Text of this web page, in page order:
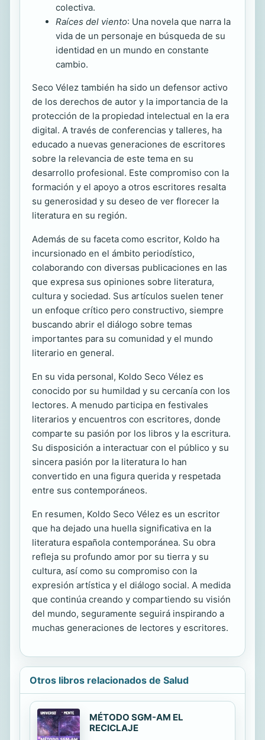
colectiva.
Raíces del viento: Una novela que narra la
vida de un personaje en búsqueda de su
identidad en un mundo en constante
cambio.
Seco Vélez también ha sido un defensor activo
de los derechos de autor y la importancia de la
protección de la propiedad intelectual en la era
digital. A través de conferencias y talleres, ha
educado a nuevas generaciones de escritores
sobre la relevancia de este tema en su
desarrollo profesional. Este compromiso con la
formación y el apoyo a otros escritores resalta
su generosidad y su deseo de ver florecer la
literatura en su región.
Además de su faceta como escritor, Koldo ha
incursionado en el ámbito periodístico,
colaborando con diversas publicaciones en las
que expresa sus opiniones sobre literatura,
cultura y sociedad. Sus artículos suelen tener
un enfoque crítico pero constructivo, siempre
buscando abrir el diálogo sobre temas
importantes para su comunidad y el mundo
literario en general.
En su vida personal, Koldo Seco Vélez es
conocido por su humildad y su cercanía con los
lectores. A menudo participa en festivales
literarios y encuentros con escritores, donde
comparte su pasión por los libros y la escritura.
Su disposición a interactuar con el público y su
sincera pasión por la literatura lo han
convertido en una figura querida y respetada
entre sus contemporáneos.
En resumen, Koldo Seco Vélez es un escritor
que ha dejado una huella significativa en la
literatura española contemporánea. Su obra
refleja su profundo amor por su tierra y su
cultura, así como su compromiso con la
expresión artística y el diálogo social. A medida
que continúa creando y compartiendo su visión
del mundo, seguramente seguirá inspirando a
muchas generaciones de lectores y escritores.
Otros libros relacionados de Salud
MÉTODO SGM-AM EL
RECICLAJE